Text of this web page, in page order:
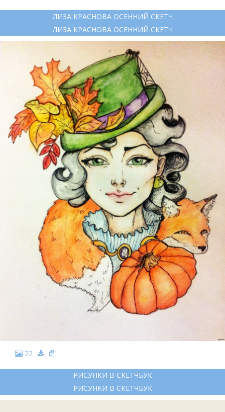
ЛИЗА КРАСНОВА ОСЕННИЙ СКЕТЧ
ЛИЗА КРАСНОВА ОСЕННИЙ СКЕТЧ
22
РИСУНКИ В СКЕТЧБУК
РИСУНКИ В СКЕТЧБУК